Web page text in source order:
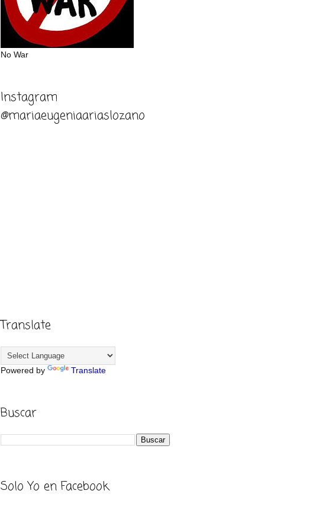
No War
Instagram
@mariaeugeniaariaslozano
Translate
Powered by Translate
Buscar
Solo Yo en Facebook